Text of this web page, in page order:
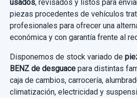
CERRADURA PUERTA TRASERA
A0997303700 0997303700 4
Sin IVA, gastos de envío no
220 D (213.004)
Garantía 1 año
Ref:807524 OEM:
17,35 €
Sin IVA, gastos de envío no
TUBO ESCAPE COMPLETO
LAMBDA usado.
MERCEDES-BENZ CLASE E
220 D (213.004)
BRAZO SUSPENSION
DERECHO
usados, revisados y listos para
piezas procedentes de vehículos
profesionales para ofrecer una
económica y con garantía frente al
Disponemos de stock variado de
BENZ de desguace para distintas
caja de cambios, carrocería,
climatización, electricidad y